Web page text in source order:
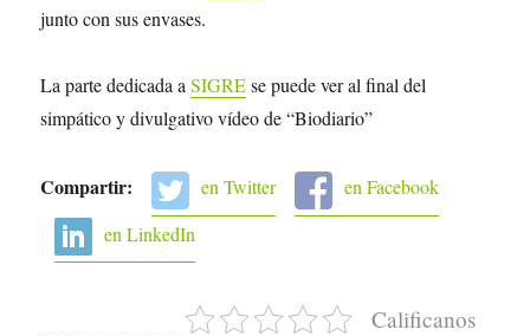
junto con sus envases.
La parte dedicada aSIGREse puede ver al final del
simpático y divulgativo vídeo de “Biodiario”
Compartir: en Twitter
en Facebook
en LinkedIn
Calificanos